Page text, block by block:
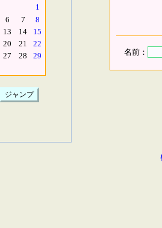
1
6 7
8
13 14
15
20 21
22
27 28
29
名前：